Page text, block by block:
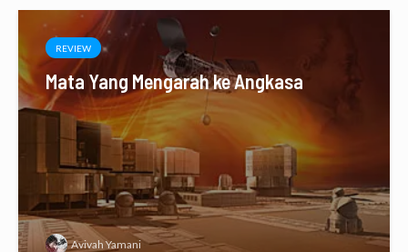
REVIEW
Mata Yang Mengarah ke Angkasa
Avivah Yamani